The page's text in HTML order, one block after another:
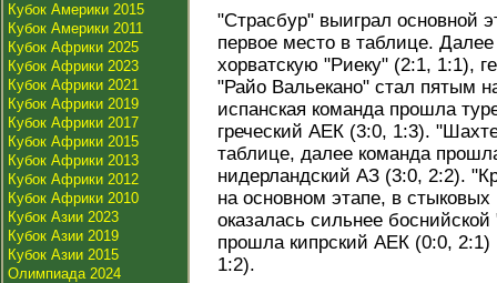
Кубок Америки 2015
Кубок Америки 2011
Кубок Африки 2025
Кубок Африки 2023
Кубок Африки 2021
Кубок Африки 2019
Кубок Африки 2017
Кубок Африки 2015
Кубок Африки 2013
Кубок Африки 2012
Кубок Африки 2010
Кубок Азии 2023
Кубок Азии 2019
Кубок Азии 2015
Олимпиада 2024
"Страсбур" выиграл основной
первое место в таблице.
хорватскую "Риеку" (2:1, 1:1),
"Райо Вальекано" стал пятым
испанская команда прошла
греческий АЕК (3:0, 1:3).
таблице, далее команда
нидерландский АЗ (3:0, 2:2).
на основном этапе, в
оказалась сильнее
прошла кипрский АЕК (0:0,
1:2).